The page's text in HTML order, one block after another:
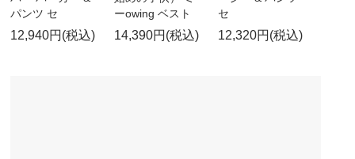
パンツ セ
12,940円(税込)
ーowing ベスト
14,390円(税込)
セ
12,320円(税込)